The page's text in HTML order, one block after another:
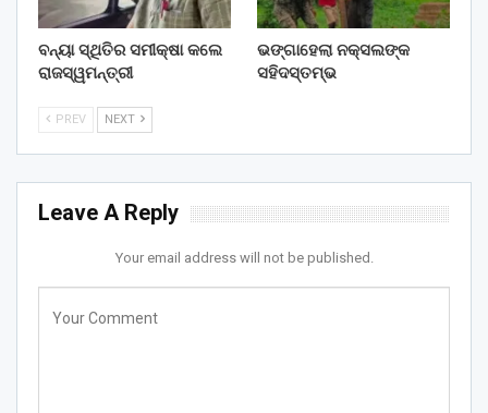
ବନ୍ୟା ସ୍ଥିତିର ସମୀକ୍ଷା କଲେ
ରାଜସ୍ୱମନ୍ତ୍ରୀ
ଭଙ୍ଗାହେଲା ନକ୍ସଲଙ୍କ
ସହିଦସ୍ତମ୍ଭ
PREV NEXT
Leave A Reply
Your email address will not be published.